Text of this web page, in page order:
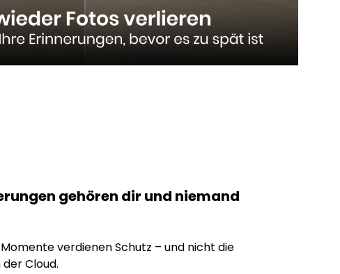
gehören dir und niemand
verdienen Schutz – und nicht die
Cloud.